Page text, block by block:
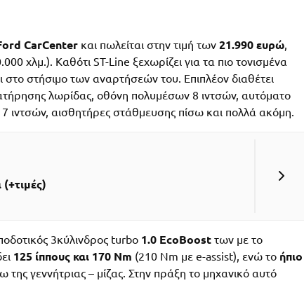
CarCenter και πωλείται στην τιμή των 21.990 ευρώ,
χλμ.). Καθότι ST-Line ξεχωρίζει για τα πιο τονισμένα
στήσιμο των αναρτήσεών του. Επιπλέον διαθέτει
λωρίδας, οθόνη πολυμέσων 8 ιντσών, αυτόματο
17 ιντσών, αισθητήρες στάθμευσης πίσω και πολλά ακόμη.
3κύλινδρος turbo 1.0 EcoBoost των με το
125 ίππους και 170 Nm (210 Nm με e-assist), ενώ το ήπιο
γεννήτριας – μίζας. Στην πράξη το μηχανικό αυτό